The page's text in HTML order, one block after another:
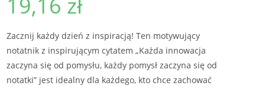
Zacznij każdy dzień z inspiracją! Ten motywujący
notatnik z inspirującym cytatem „Każda innowacja
zaczyna się od pomysłu, każdy pomysł zaczyna się od
notatki” jest idealny dla każdego, kto chce zachować